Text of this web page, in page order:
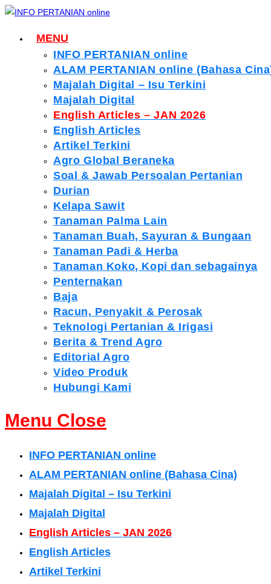
MENU
INFO PERTANIAN online
ALAM PERTANIAN online (Bahasa
Majalah Digital – Isu Terkini
Majalah Digital
English Articles – JAN 2026
English Articles
Artikel Terkini
Agro Global Beraneka
Soal & Jawab Persoalan Pertanian
Durian
Kelapa Sawit
Tanaman Palma Lain
Tanaman Buah, Sayuran & Bungaan
Tanaman Padi & Herba
Tanaman Koko, Kopi dan sebagainya
Penternakan
Baja
Racun, Penyakit & Perosak
Teknologi Pertanian & Irigasi
Berita & Trend Agro
Editorial Agro
Video Produk
Hubungi Kami
Menu Close
INFO PERTANIAN online
ALAM PERTANIAN online (Bahasa Cina)
Majalah Digital – Isu Terkini
Majalah Digital
English Articles – JAN 2026
English Articles
Artikel Terkini